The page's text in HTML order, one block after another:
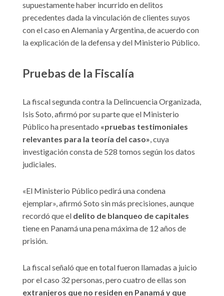
supuestamente haber incurrido en delitos
precedentes dada la vinculación de clientes suyos
con el caso en Alemania y Argentina, de acuerdo con
la explicación de la defensa y del Ministerio Público.
Pruebas de la Fiscalía
La fiscal segunda contra la Delincuencia Organizada,
Isis Soto, afirmó por su parte que el Ministerio
Público ha presentado «pruebas testimoniales
relevantes para la teoría del caso», cuya
investigación consta de 528 tomos según los datos
judiciales.
«El Ministerio Público pedirá una condena
ejemplar», afirmó Soto sin más precisiones, aunque
recordó que el delito de blanqueo de capitales
tiene en Panamá una pena máxima de 12 años de
prisión.
La fiscal señaló que en total fueron llamadas a juicio
por el caso 32 personas, pero cuatro de ellas son
extranjeros que no residen en Panamá y que